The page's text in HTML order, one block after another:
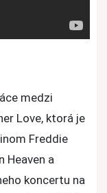
medzi
Love, ktorá je
Freddie
Heaven a
koncertu na